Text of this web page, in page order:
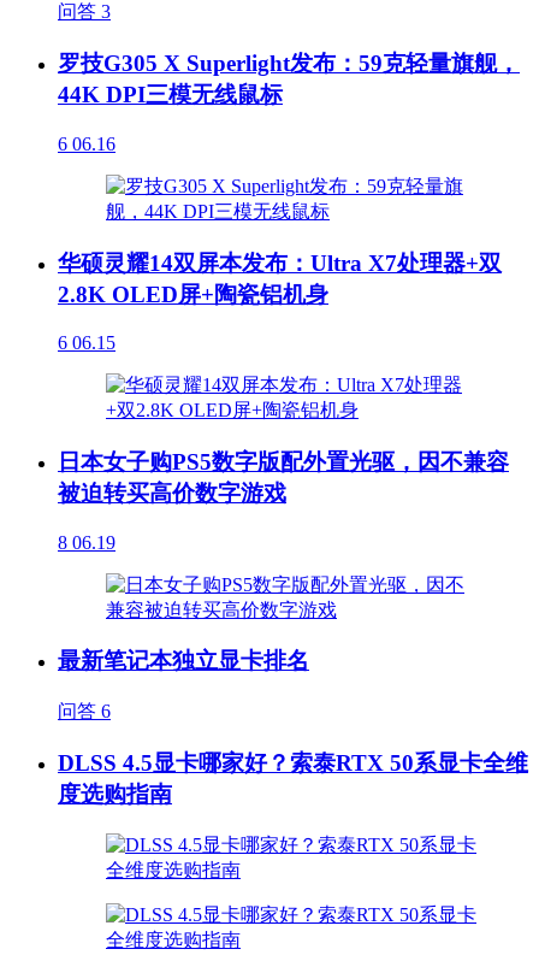
问答 3
罗技G305 X Superlight发布：59克轻量旗舰，
44K DPI三模无线鼠标
6 06.16
华硕灵耀14双屏本发布：Ultra X7处理器+双
2.8K OLED屏+陶瓷铝机身
6 06.15
日本女子购PS5数字版配外置光驱，因不兼容
被迫转买高价数字游戏
8 06.19
最新笔记本独立显卡排名
问答 6
DLSS 4.5显卡哪家好？索泰RTX 50系显卡全维
度选购指南